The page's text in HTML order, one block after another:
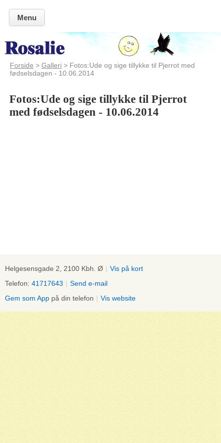
Menu
Forside >Galleri > Fotos:Ude og sige tillykke til Pjerrot med
fødselsdagen - 10.06.2014
Fotos:Ude og sige tillykke til Pjerrot
med fødselsdagen - 10.06.2014
Helgesensgade 2, 2100 Kbh. Ø | Vis på kort
Telefon: 41717643 | Send e-mail
Gem som App på din telefon | Vis website